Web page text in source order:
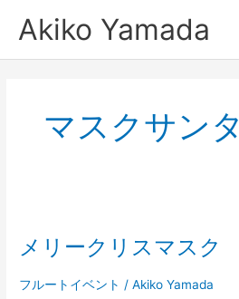
Akiko Yamada
マスクサンタ
メリークリスマスク
フルートイベント /Akiko Yamada
ー
リ